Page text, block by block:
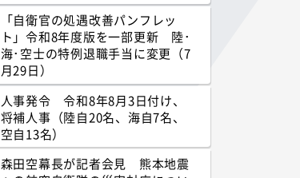
「自衛官の処遇改善パンフレッ
ト」令和8年度版を一部更新 陸･
海･空士の特例退職手当に変更（7
月29日）
人事発令 令和8年8月3日付け、
将補人事（陸自20名、海自7名、
空自13名）
森田空幕長が記者会見 熊本地震